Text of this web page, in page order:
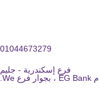
01044673279
فرع إسكندرية - جليم